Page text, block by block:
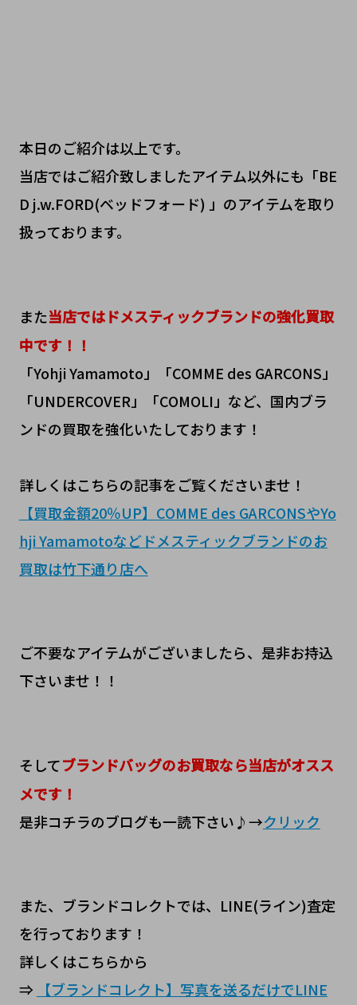
本日のご紹介は以上です。
当店ではご紹介致しましたアイテム以外にも「BE
D j.w.FORD(ベッドフォード) 」のアイテムを取り
扱っております。
また当店ではドメスティックブランドの強化買取
中です！！
「Yohji Yamamoto」「COMME des GARCONS」
「UNDERCOVER」「COMOLI」など、国内ブラ
ンドの買取を強化いたしております！
詳しくはこちらの記事をご覧くださいませ！
【買取金額20％UP】COMME des GARCONSやYo
hji Yamamotoなどドメスティックブランドのお
買取は竹下通り店へ
ご不要なアイテムがございましたら、是非お持込
下さいませ！！
そしてブランドバッグのお買取なら当店がオスス
メです！
是非コチラのブログも一読下さい♪→クリック
また、ブランドコレクトでは、LINE(ライン)査定
を行っております！
詳しくはこちらから
⇒
【ブランドコレクト】写真を送るだけでLINE